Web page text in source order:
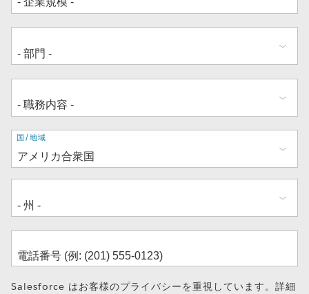
住
所
国/地域
Salesforce はお客様のプライバシーを重視しています。詳細